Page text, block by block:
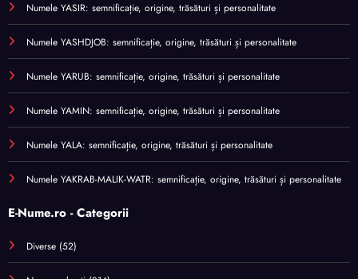
Numele YASIR: semnificație, origine, trăsături și personalitate
Numele YASHDJOB: semnificație, origine, trăsături și personalitate
Numele YARUB: semnificație, origine, trăsături și personalitate
Numele YAMIN: semnificație, origine, trăsături și personalitate
Numele YALA: semnificație, origine, trăsături și personalitate
Numele YAKRAB-MALIK-WATR: semnificație, origine, trăsături și personalitate
E-Nume.ro - Categorii
Diverse (52)